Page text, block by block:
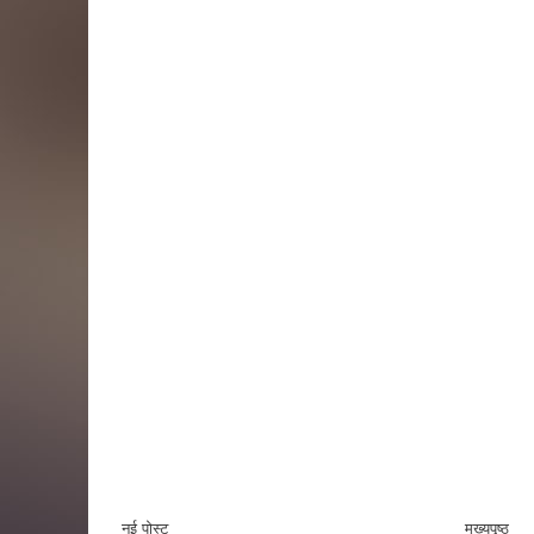
नई पोस्ट मुख्यपृष्ठ